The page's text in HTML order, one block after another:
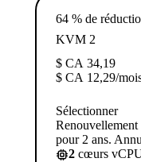
64 % de
KVM 2
$ CA 34,19
$ CA 12,29/
Sélectionner
pour 2 ans.
2 cœurs